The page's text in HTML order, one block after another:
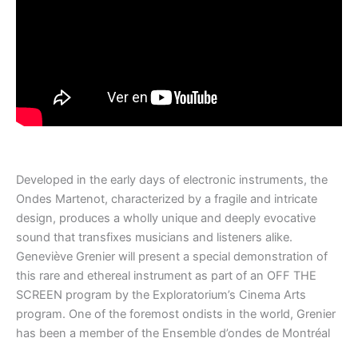
Developed in the early days of electronic instruments, the
Ondes Martenot, characterized by a fragile and intricate
design, produces a wholly unique and deeply evocative
sound that transfixes musicians and listeners alike.
Geneviève Grenier will present a special demonstration of
this rare and ethereal instrument as part of an OFF THE
SCREEN program by the Exploratorium’s Cinema Arts
program. One of the foremost ondists in the world, Grenier
has been a member of the Ensemble d’ondes de Montréal